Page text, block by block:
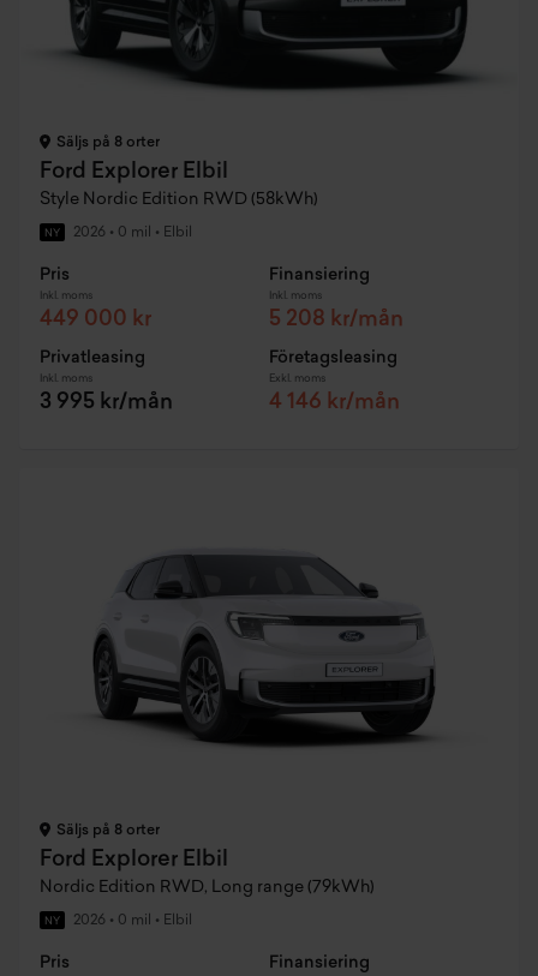
Säljs på 8 orter
Ford Explorer Elbil
Style Nordic Edition RWD (58kWh)
NY 2026 • 0 mil • Elbil
Pris
Inkl. moms
449 000 kr
Finansiering
Inkl. moms
5 208 kr/mån
Privatleasing
Inkl. moms
3 995 kr/mån
Företagsleasing
Exkl. moms
4 146 kr/mån
Säljs på 8 orter
Ford Explorer Elbil
Nordic Edition RWD, Long range (79kWh)
NY 2026 • 0 mil • Elbil
Pris Finansiering